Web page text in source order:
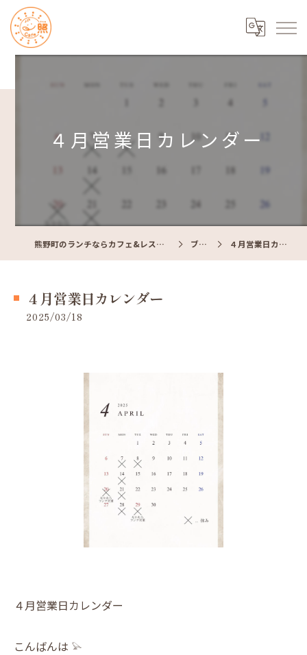
４月営業日カレンダー
熊野町のランチならカフェ&レストラン Cafe照 ブログ ４月営業日カレンダー
４月営業日カレンダー
2025/03/18
４月営業日カレンダー
こんばんは 𓅫